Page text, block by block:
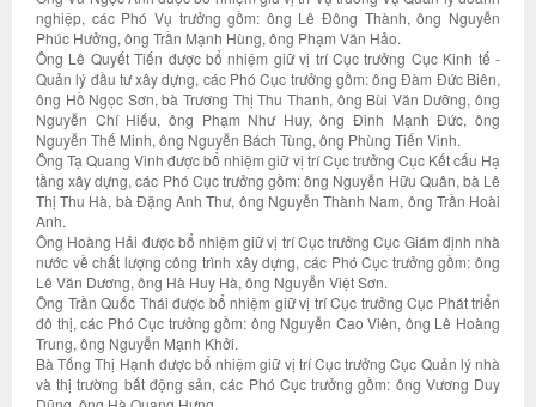
nghiệp, các Phó Vụ trưởng gồm: ông Lê Đông Thành, ông Nguyễn
Phúc Hưởng, ông Trần Mạnh Hùng, ông Phạm Văn Hảo.
Ông Lê Quyết Tiến được bổ nhiệm giữ vị trí Cục trưởng Cục Kinh tế -
Quản lý đầu tư xây dựng, các Phó Cục trưởng gồm: ông Đàm Đức Biên,
ông Hồ Ngọc Sơn, bà Trương Thị Thu Thanh, ông Bùi Văn Dưỡng, ông
Nguyễn Chí Hiếu, ông Phạm Như Huy, ông Đinh Mạnh Đức, ông
Nguyễn Thế Minh, ông Nguyễn Bách Tùng, ông Phùng Tiến Vinh.
Ông Tạ Quang Vinh được bổ nhiệm giữ vị trí Cục trưởng Cục Kết cấu Hạ
tầng xây dựng, các Phó Cục trưởng gồm: ông Nguyễn Hữu Quân, bà Lê
Thị Thu Hà, bà Đặng Anh Thư, ông Nguyễn Thành Nam, ông Trần Hoài
Anh.
Ông Hoàng Hải được bổ nhiệm giữ vị trí Cục trưởng Cục Giám định nhà
nước về chất lượng công trình xây dựng, các Phó Cục trưởng gồm: ông
Lê Văn Dương, ông Hà Huy Hà, ông Nguyễn Việt Sơn.
Ông Trần Quốc Thái được bổ nhiệm giữ vị trí Cục trưởng Cục Phát triển
đô thị, các Phó Cục trưởng gồm: ông Nguyễn Cao Viên, ông Lê Hoàng
Trung, ông Nguyễn Mạnh Khởi.
Bà Tống Thị Hạnh được bổ nhiệm giữ vị trí Cục trưởng Cục Quản lý nhà
và thị trường bất động sản, các Phó Cục trưởng gồm: ông Vương Duy